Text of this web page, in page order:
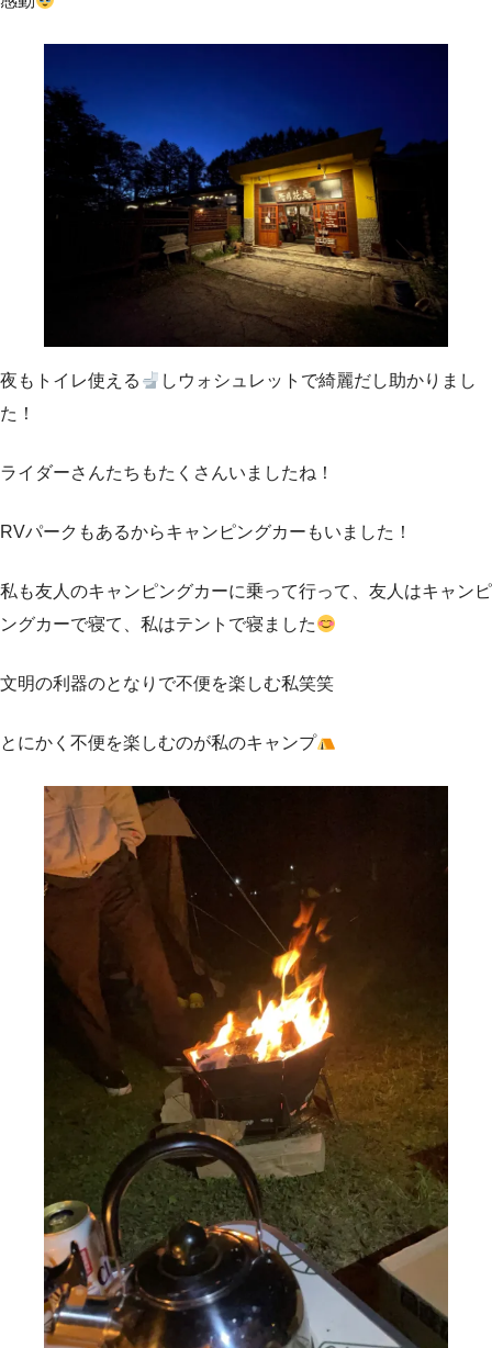
夜もトイレ使える
しウォシュレットで綺麗だし助かりまし
た！
ライダーさんたちもたくさんいましたね！
RVパークもあるからキャンピングカーもいました！
私も友人のキャンピングカーに乗って行って、友人はキャンピ
ングカーで寝て、私はテントで寝ました
文明の利器のとなりで不便を楽しむ私笑笑
とにかく不便を楽しむのが私のキャンプ